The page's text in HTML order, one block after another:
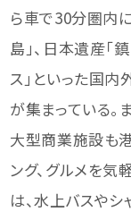
ら車で30分圏内
島」、日本遺産「
ス」といった国
が集まっている。
大型商業施設も
ング、グルメを
は、水上バスや